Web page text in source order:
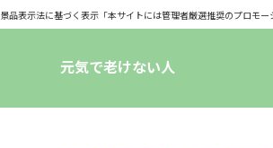
景品表示法に基づく表示「本サイトには管理者厳選推奨のプロモ
元気で老けない人